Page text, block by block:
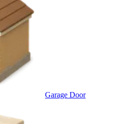
Garage Door